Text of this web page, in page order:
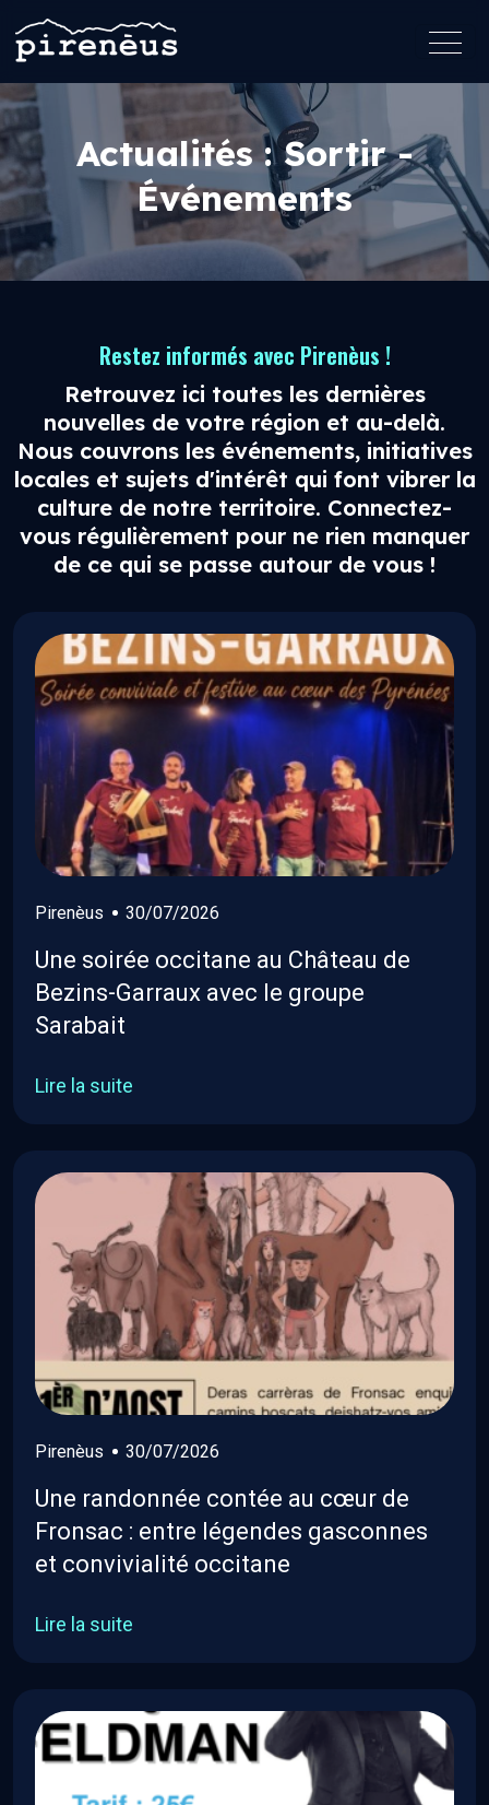
Actualités : Sortir -
Événements
Restez informés avec Pirenèus !
Retrouvez ici toutes les dernières
nouvelles de votre région et au-delà.
Nous couvrons les événements, initiatives
locales et sujets d'intérêt qui font vibrer la
culture de notre territoire. Connectez-
vous régulièrement pour ne rien manquer
de ce qui se passe autour de vous !
Pirenèus 30/07/2026
Une soirée occitane au Château de
Bezins-Garraux avec le groupe
Sarabait
Lire la suite
Pirenèus 30/07/2026
Une randonnée contée au cœur de
Fronsac : entre légendes gasconnes
et convivialité occitane
Lire la suite